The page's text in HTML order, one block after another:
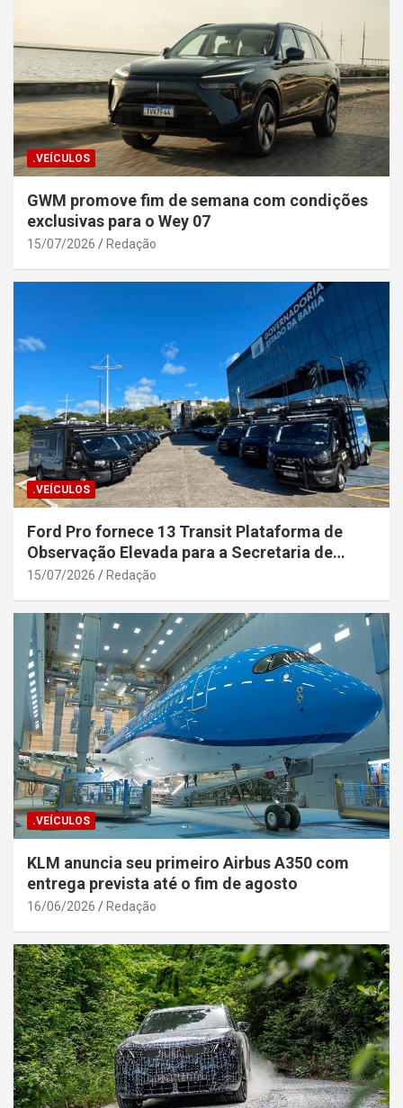
.VEÍCULOS
GWM promove fim de semana com condições
exclusivas para o Wey 07
15/07/2026 Redação
.VEÍCULOS
Ford Pro fornece 13 Transit Plataforma de
Observação Elevada para a Secretaria de
Segurança Pública da Bahia
15/07/2026 Redação
.VEÍCULOS
KLM anuncia seu primeiro Airbus A350 com
entrega prevista até o fim de agosto
16/06/2026 Redação